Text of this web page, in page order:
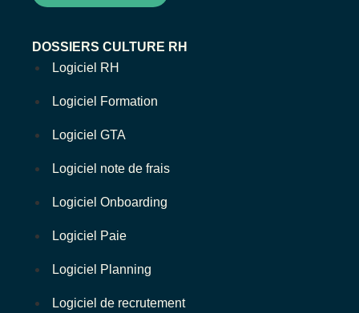
DOSSIERS CULTURE RH
Logiciel RH
Logiciel Formation
Logiciel GTA
Logiciel note de frais
Logiciel Onboarding
Logiciel Paie
Logiciel Planning
Logiciel de recrutement